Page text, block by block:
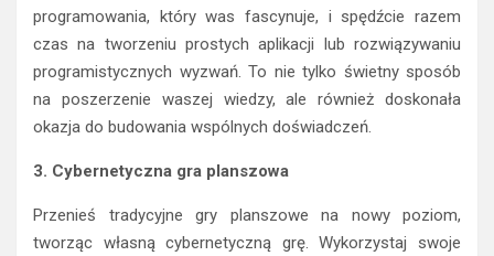
programowania, który was fascynuje, i spędźcie razem
czas na tworzeniu prostych aplikacji lub rozwiązywaniu
programistycznych wyzwań. To nie tylko świetny sposób
na poszerzenie waszej wiedzy, ale również doskonała
okazja do budowania wspólnych doświadczeń.
3. Cybernetyczna gra planszowa
Przenieś tradycyjne gry planszowe na nowy poziom,
tworząc własną cybernetyczną grę. Wykorzystaj swoje